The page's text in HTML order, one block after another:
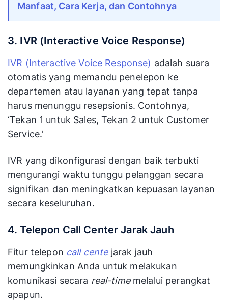
Manfaat, Cara Kerja, dan Contohnya
3. IVR (Interactive Voice Response)
IVR (Interactive Voice Response) adalah suara
otomatis yang memandu penelepon ke
departemen atau layanan yang tepat tanpa
harus menunggu resepsionis. Contohnya,
‘Tekan 1 untuk Sales, Tekan 2 untuk Customer
Service.’
IVR yang dikonfigurasi dengan baik terbukti
mengurangi waktu tunggu pelanggan secara
signifikan dan meningkatkan kepuasan layanan
secara keseluruhan.
4. Telepon Call Center Jarak Jauh
Fitur telepon call centejarak jauh
memungkinkan Anda untuk melakukan
komunikasi secara real-time melalui perangkat
apapun.